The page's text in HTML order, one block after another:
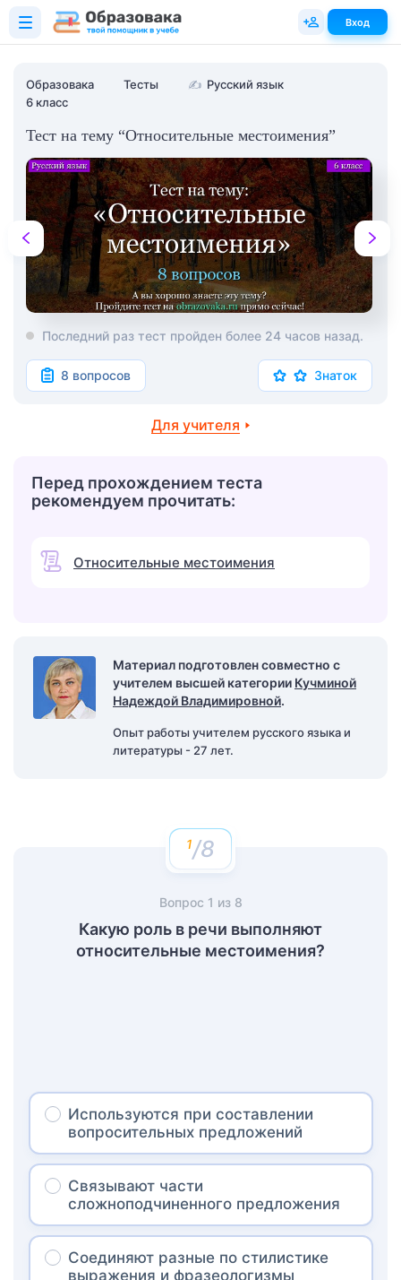
Образовака Тесты ✍ Русский язык
6 класс
Тест на тему “Относительные местоимения”
Последний раз тест пройден более 24 часов назад.
8 вопросов Знаток
Для учителя
Перед прохождением теста
рекомендуем прочитать:
Относительные местоимения
Материал подготовлен совместно с
учителем высшей категории Кучминой
Надеждой Владимировной.
Опыт работы учителем русского языка и
литературы - 27 лет.
/8
Вопрос 1 из 8
Какую роль в речи выполняют
относительные местоимения?
Используются при составлении
вопросительных предложений
Связывают части
сложноподчиненного предложения
Соединяют разные по стилистике
выражения и фразеологизмы
Вход